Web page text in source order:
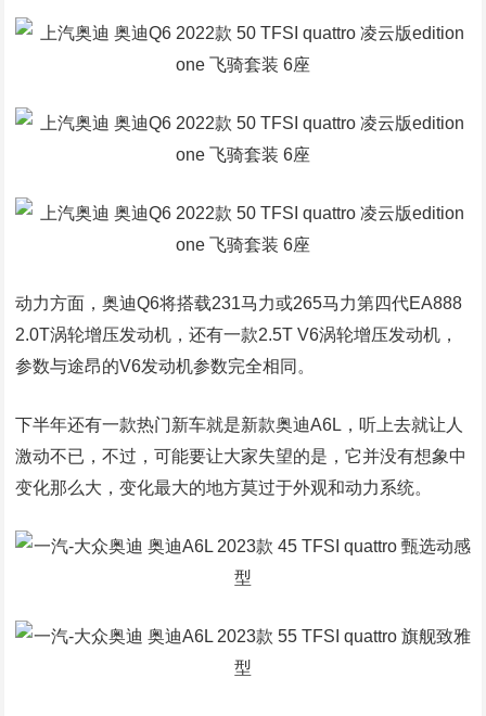
动力方面，奥迪Q6将搭载231马力或265马力第四代EA888
2.0T涡轮增压发动机，还有一款2.5T V6涡轮增压发动机，
参数与途昂的V6发动机参数完全相同。
下半年还有一款热门新车就是新款奥迪A6L，听上去就让人
激动不已，不过，可能要让大家失望的是，它并没有想象中
变化那么大，变化最大的地方莫过于外观和动力系统。